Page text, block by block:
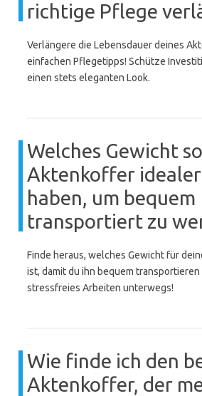
richtige Pflege
Verlängere die Lebensdauer deines
einfachen Pflegetipps! Schütze
einen stets eleganten Look.
Welches Gewicht
Aktenkoffer
haben, um bequem
transportiert zu
Finde heraus, welches Gewicht für
ist, damit du ihn bequem
stressfreies Arbeiten unterwegs!
Wie finde ich den
Aktenkoffer, der